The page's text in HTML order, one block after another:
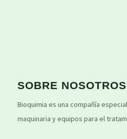
SOBRE NOSOTROS
Bioquimia es una compañía
maquinaria y equipos para el